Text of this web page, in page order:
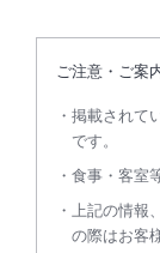
ご注意・ご案
掲載されて
です。
食事・客室
上記の情報
の際はお客